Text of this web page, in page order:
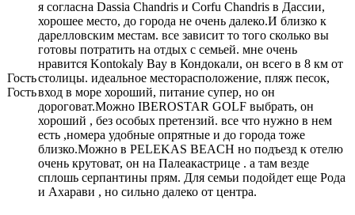
Гость
Гость
я согласна Dassia Chandris и Corfu Chandris в Дассии,
хорошее место, до города не очень далеко.И близко к
дарелловским местам. все зависит то того сколько вы
готовы потратить на отдых с семьей. мне очень
нравится Kontokaly Bay в Кондокали, он всего в 8 км от
столицы. идеальное месторасположение, пляж песок,
вход в море хороший, питание супер, но он
дороговат.Можно IBEROSTAR GOLF выбрать, он
хороший , без особых претензий. все что нужно в нем
есть ,номера удобные опрятные и до города тоже
близко.Можно в PELEKAS BEACH но подъезд к отелю
очень крутоват, он на Палеакастрице . а там везде
сплошь серпантины прям. Для семьи подойдет еще Рода
и Ахарави , но сильно далеко от центра.